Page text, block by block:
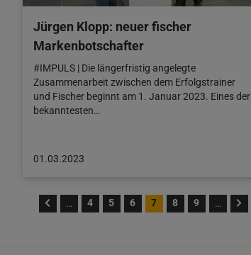
Jürgen Klopp: neuer fischer
Markenbotschafter
#IMPULS | Die längerfristig angelegte
Zusammenarbeit zwischen dem Erfolgstrainer
und Fischer beginnt am 1. Januar 2023. Eines der
bekanntesten…
Beitrag
01.03.2023
01.03.2023
… 4 5 6 7 8 9 …